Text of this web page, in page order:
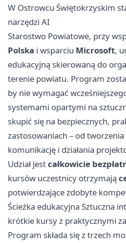
W Ostrowcu Świętokrzyskim
narzędzi AI
Starostwo Powiatowe, przy
Polska i wsparciu Microsoft,
edukacyjną skierowaną do
terenie powiatu. Program
by nie wymagać
systemami opartymi na
skupić się na bezpiecznych,
zastosowaniach – od
komunikację i działania
Udział jestcałkowicie
kursów uczestnicy otrzymają
potwierdzające zdobyte
Ścieżka edukacyjna Sztuczna
krótkie kursy z praktycznymi
Program składa się z trzech